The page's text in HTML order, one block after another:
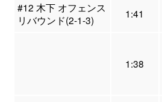
#12 木下 オフェンス
リバウンド(2-1-3)
1:41
1:38